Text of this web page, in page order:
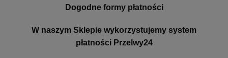
Dogodne formy płatności
W naszym Sklepie wykorzystujemy system
płatności Przelwy24